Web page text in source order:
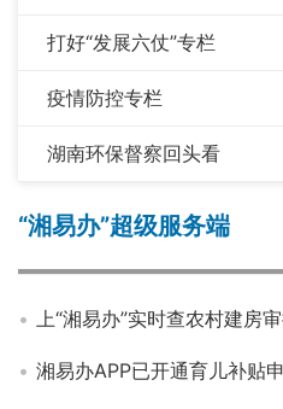
打好“发展六仗”专栏
疫情防控专栏
湖南环保督察回头看
“湘易办”超级服务端
上“湘易办”实时查农村建房
湘易办APP已开通育儿补贴